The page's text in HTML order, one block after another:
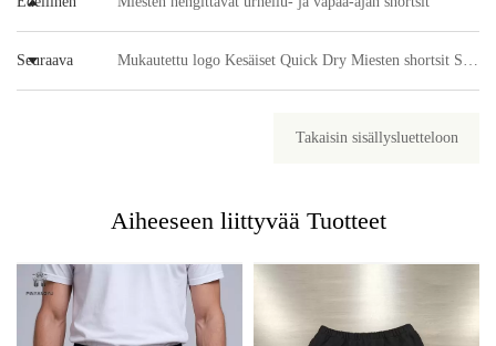
Seuraava Mukautettu logo Kesäiset Quick Dry Miesten shortsit Street Style Sublimoidut uimarantashortsit Kaksikerroksiset verkkoshortsit kiristysnyörillä
Takaisin sisällysluetteloon
Aiheeseen liittyvää Tuotteet